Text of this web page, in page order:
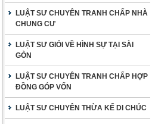
LUẬT SƯ CHUYÊN TRANH CHẤP NHÀ
CHUNG CƯ
LUẬT SƯ GIỎI VỀ HÌNH SỰ TẠI SÀI
GÒN
LUẬT SƯ CHUYÊN TRANH CHẤP HỢP
ĐỒNG GÓP VỐN
LUẬT SƯ CHUYÊN THỪA KẾ DI CHÚC